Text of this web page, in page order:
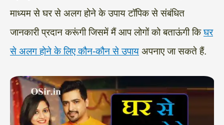
p
m
k
t
n
L
k
e
माध्यम से घर से अलग होने के उपाय टॉपिक से संबंधित
जानकारी प्रदान करूंगी जिसमें मैं आप लोगों को बताऊंगी किघर
से अलग होने के लिए कौन-कौन से उपाय अपनाए जा सकते हैं.